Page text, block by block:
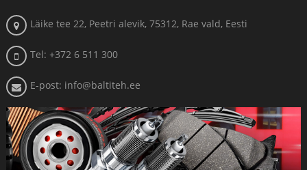
Läike tee 22, Peetri alevik, 75312, Rae vald, Eesti
Tel: +372 6 511 300
E-post: info@baltiteh.ee